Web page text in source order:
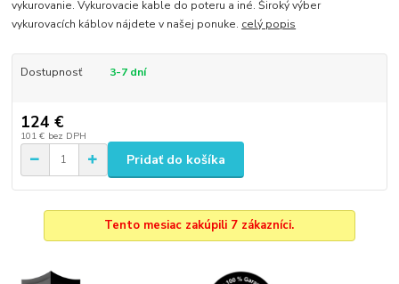
vykurovanie. Vykurovacie kable do poteru a iné. Široký výber
vykurovacích káblov nájdete v našej ponuke. celý popis
Dostupnosť 3-7 dní
124 €
101 € bez DPH
Pridať do košíka
Tento mesiac zakúpili 7 zákazníci.